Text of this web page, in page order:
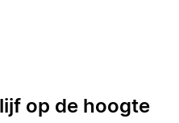
op de hoogte